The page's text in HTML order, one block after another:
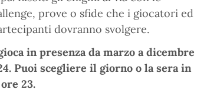
prove o sfide che i giocatori ed
dovranno svolgere.
in presenza da marzo a dicembre
Puoi scegliere il giorno o la sera in
23.